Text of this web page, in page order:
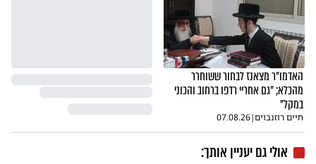
האדמו"ר מצאנז לבחור ששוחרר
מהכלא; "גם אחריי רדפו ברחוב והכוני
במקל"
חיים רוזנבוים|
07.08.26
אולי גם יעניין אותך: